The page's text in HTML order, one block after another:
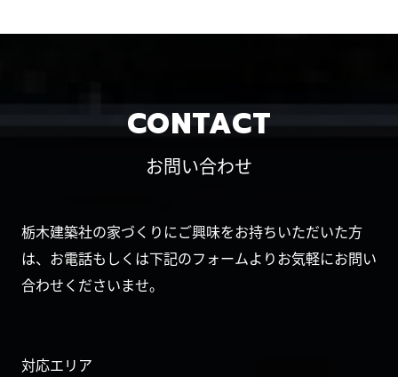
CONTACT
お問い合わせ
栃木建築社の家づくりにご興味をお持ちいただいた方
は、お電話もしくは下記のフォームよりお気軽にお問い
合わせくださいませ。
対応エリア